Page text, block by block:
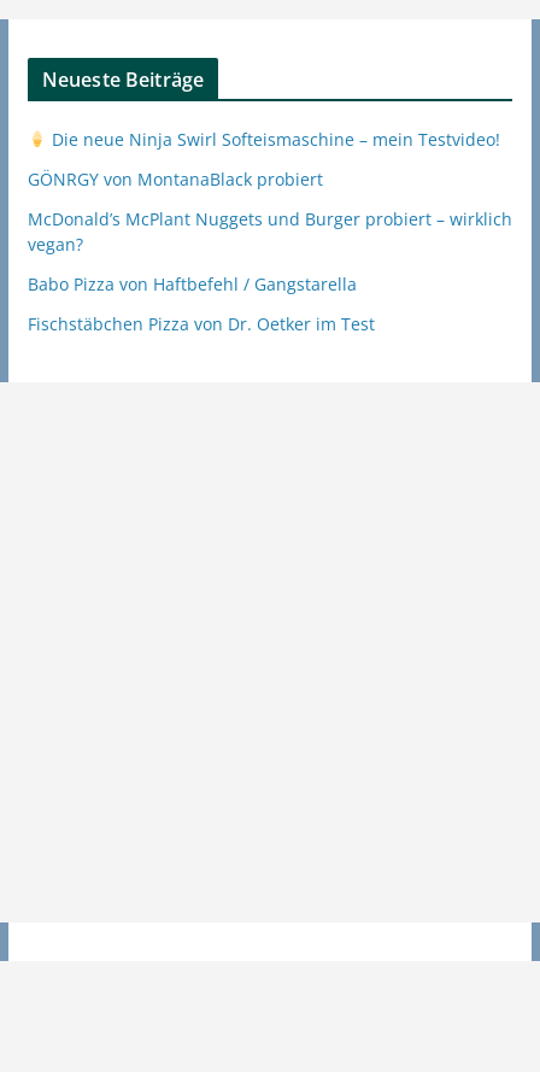
Neueste Beiträge
Die neue Ninja Swirl Softeismaschine – mein Testvideo!
GÖNRGY von MontanaBlack probiert
McDonald’s McPlant Nuggets und Burger probiert – wirklich
vegan?
Babo Pizza von Haftbefehl / Gangstarella
Fischstäbchen Pizza von Dr. Oetker im Test